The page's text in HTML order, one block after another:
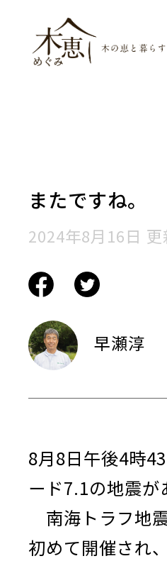
またですね。
2024年8月16日 更
早瀬淳
8月8日午後4時
ード7.1の地震が
南海トラフ地
初めて開催され